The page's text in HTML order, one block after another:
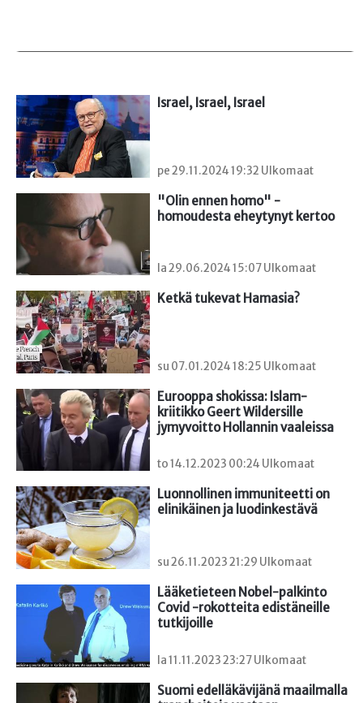
Israel, Israel, Israel
pe 29.11.2024 19:32 Ulkomaat
"Olin ennen homo" -
homoudesta eheytynyt kertoo
la 29.06.2024 15:07 Ulkomaat
Ketkä tukevat Hamasia?
su 07.01.2024 18:25 Ulkomaat
Eurooppa shokissa: Islam-
kriitikko Geert Wildersille
jymyvoitto Hollannin vaaleissa
to 14.12.2023 00:24 Ulkomaat
Luonnollinen immuniteetti on
elinikäinen ja luodinkestävä
su 26.11.2023 21:29 Ulkomaat
Lääketieteen Nobel-palkinto
Covid -rokotteita edistäneille
tutkijoille
la 11.11.2023 23:27 Ulkomaat
Suomi edelläkävijänä maailmalla